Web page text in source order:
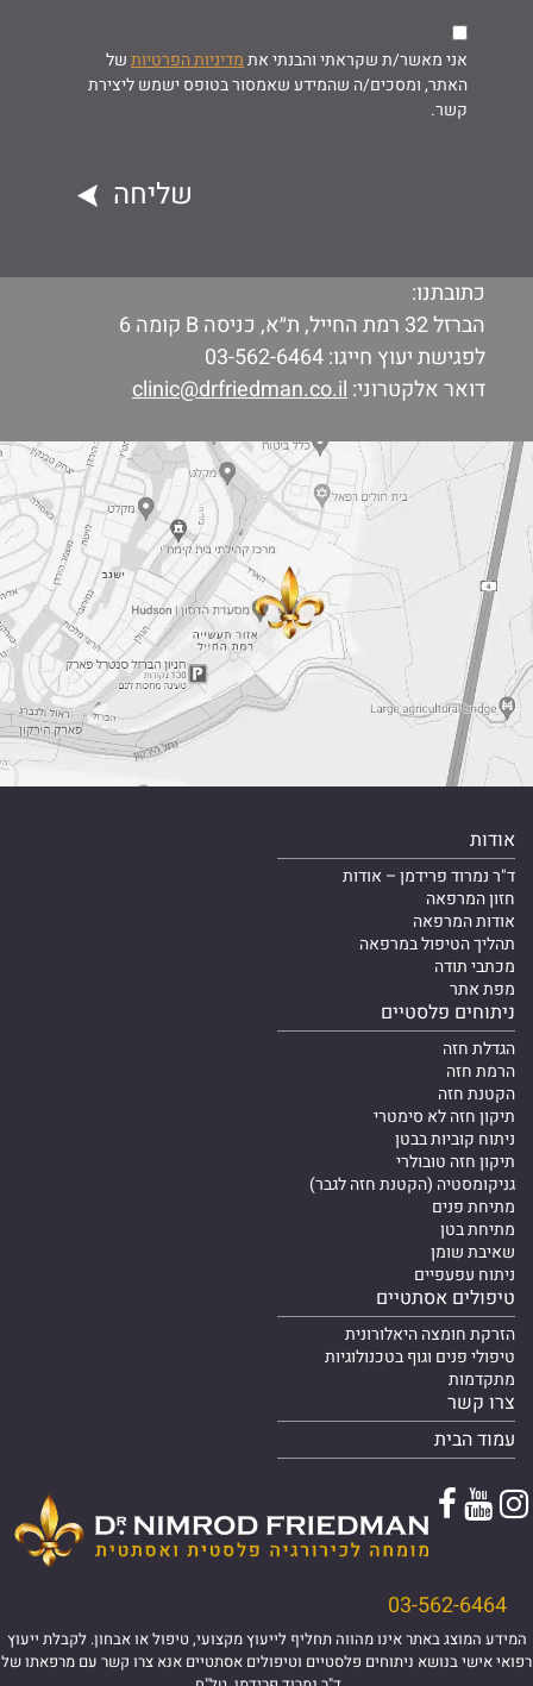
אני מאשר/ת שקראתי והבנתי אתמדיניות הפרטיותשל
האתר, ומסכים/ה שהמידע שאמסור בטופס ישמש ליצירת
קשר.
כתובתנו:
הברזל 32 רמת החייל, ת״א, כניסה B קומה 6
לפגישת יעוץ חייגו:03-562-6464
דואר אלקטרוני:clinic@drfriedman.co.il
אודות
ד"ר נמרוד פרידמן – אודות
חזון המרפאה
אודות המרפאה
תהליך הטיפול במרפאה
מכתבי תודה
מפת אתר
ניתוחים פלסטיים
הגדלת חזה
הרמת חזה
הקטנת חזה
תיקון חזה לא סימטרי
ניתוח קוביות בבטן
תיקון חזה טובולרי
גניקומסטיה (הקטנת חזה לגבר)
מתיחת פנים
מתיחת בטן
שאיבת שומן
ניתוח עפעפיים
טיפולים אסתטיים
הזרקת חומצה היאלורונית
טיפולי פנים וגוף בטכנולוגיות
מתקדמות
צרו קשר
עמוד הבית
פייסבוקיוטיוביוטיוב
03-562-6464
המידע המוצג באתר אינו מהווה תחליף לייעוץ מקצועי, טיפול או אבחון. לקבלת ייעוץ
רפואי אישי בנושא ניתוחים פלסטיים וטיפולים אסתטיים אנא צרו קשר עם מרפאתו של